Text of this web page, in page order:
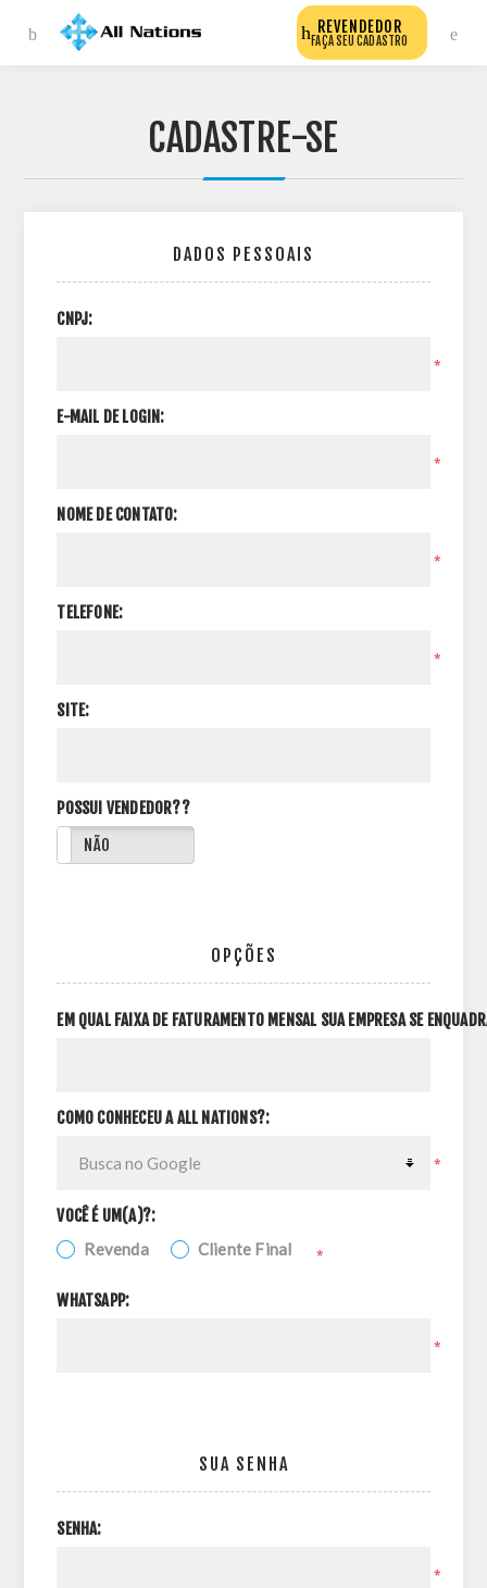
REVENDEDOR
FAÇA SEU CADASTRO
CADASTRE-SE
DADOS PESSOAIS
CNPJ:
*
E-MAIL DE LOGIN:
*
NOME DE CONTATO:
*
TELEFONE:
*
SITE:
POSSUI VENDEDOR??
NÃO
OPÇÕES
EM QUAL FAIXA DE FATURAMENTO MENSAL SUA EMPRESA SE
COMO CONHECEU A ALL NATIONS?:
*
VOCÊ É UM(A)?:
Revenda Cliente Final *
WHATSAPP:
*
SUA SENHA
SENHA:
*